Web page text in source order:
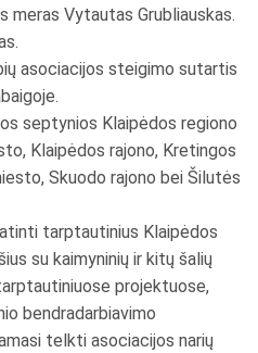
meras Vytautas Grubliauskas.
asociacijos steigimo sutartis
septynios Klaipėdos regiono
Klaipėdos rajono, Kretingos
Skuodo rajono bei Šilutės
tarptautinius Klaipėdos
su kaimyninių ir kitų šalių
projektuose,
bendradarbiavimo
telkti asociacijos narių